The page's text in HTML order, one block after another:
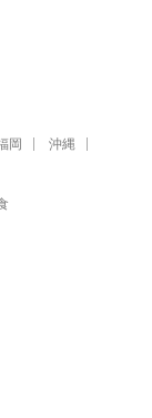
岡 沖縄